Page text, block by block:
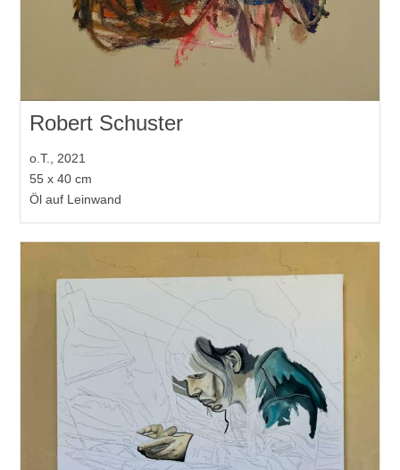
Robert Schuster
o.T., 2021
55 x 40 cm
Öl auf Leinwand